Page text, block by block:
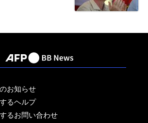
お知らせ
るヘルプ
るお問い合わせ